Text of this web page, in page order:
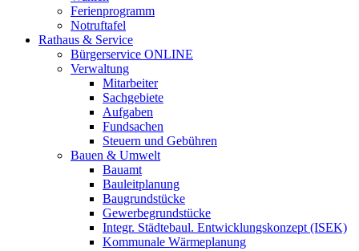
Ferienprogramm
Notruftafel
Rathaus & Service
Bürgerservice ONLINE
Verwaltung
Mitarbeiter
Sachgebiete
Aufgaben
Fundsachen
Steuern und Gebühren
Bauen & Umwelt
Bauamt
Bauleitplanung
Baugrundstücke
Gewerbegrundstücke
Integr. Städtebaul. Entwicklungskonzept (ISEK)
Kommunale Wärmeplanung